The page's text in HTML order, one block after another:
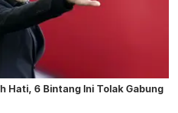
Hati, 6 Bintang Ini Tolak Gabung